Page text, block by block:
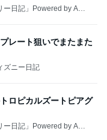
ー日記」Powered by Ame
レート狙いでまたまた
ニー日記
ロピカルズートピアグ
ー日記」Powered by Ame